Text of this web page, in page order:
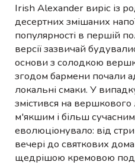
Irish Alexander виріс із
десертних змішаних
популярності в першій
версії зазвичай
основи з солодкою
згодом бармени почали
локальні смаки. У
змістився на
м'якшим і більш
еволюціонувало: від
вечері до святкових
щедрішою кремовою